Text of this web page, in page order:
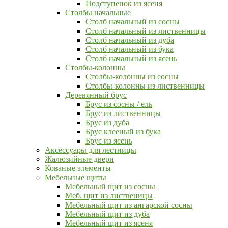
Подступенок из ясеня
Столбы начальные
Столб начальный из сосны
Столб начальный из лиственницы
Столб начальный из дуба
Столб начальный из бука
Столб начальный из ясень
Столбы-колонны
Столбы-колонны из сосны
Столбы-колонны из лиственницы
Деревянный брус
Брус из сосны / ель
Брус из лиственницы
Брус из дуба
Брус клееный из бука
Брус из ясень
Аксессуары для лестницы
Жалюзийные двери
Кованые элементы
Мебельные щиты
Мебельный щит из сосны
Меб. щит из лиственицы
Мебельный щит из ангарской сосны
Мебельный щит из дуба
Мебельный щит из ясеня